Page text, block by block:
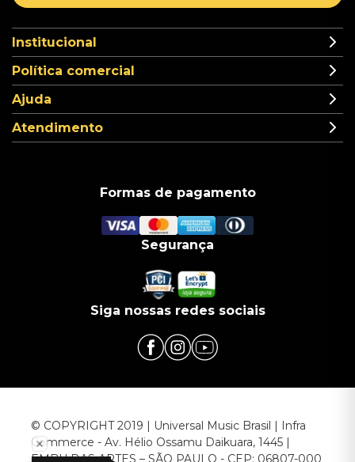
Institucional
Política comercial
Ajuda
Atendimento
Formas de pagamento
Segurança
Siga nossas redes sociais
© COPYRIGHT 2019 | Universal Music Brasil | Infra
Commerce - Av. Hélio Ossamu Daikuara, 1445 |
EMBU DAS ARTES – SÃO PAULO - CEP: 06807-000